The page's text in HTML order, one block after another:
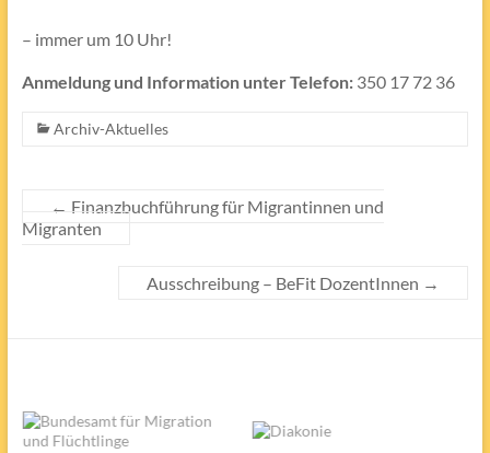
– immer um 10 Uhr!
Anmeldung und Information unter Telefon:350 17 72 36
Archiv-Aktuelles
← Finanzbuchführung für Migrantinnen und
Migranten
Ausschreibung – BeFit DozentInnen →